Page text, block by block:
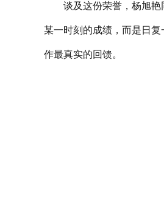
谈及这份荣誉，杨旭
某一时刻的成绩，而是日复
作最真实的回馈。